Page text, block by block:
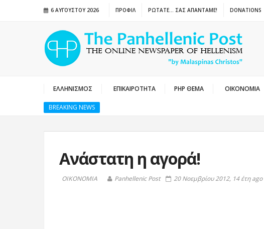
6 ΑΥΓΟΎΣΤΟΥ 2026 ΠΡΟΦΙΛ ΡΩΤΑΤΕ… ΣΑΣ ΑΠΑΝΤΑΜΕ! DONATIONS
ΕΛΛΗΝΙΣΜΟΣ ΕΠΙΚΑΙΡΟΤΗΤΑ PHP ΘΕΜΑ ΟΙΚΟΝΟΜΙΑ
BREAKING NEWS
Ανάστατη η αγορά!
ΟΙΚΟΝΟΜΙΑ Panhellenic Post 20 Νοεμβρίου 2012, 14 έτη ago